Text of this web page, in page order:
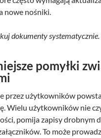
nowe nośniki.
dokumenty systematycznie.
pomyłki
przez użytkowników
Wielu użytkowników nie
pomija zapisy drobnym
To może